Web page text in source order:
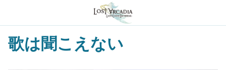
歌は聞こえない